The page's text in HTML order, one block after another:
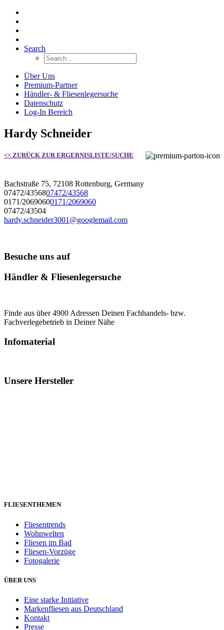
Search
Über Uns
Premium-Partner
Händler- & Fliesenlegersuche
Datenschutz
Log-In Bereich
Hardy Schneider
<< ZURÜCK ZUR ERGEBNISLISTE/SUCHE
Bachstraße 75, 72108 Rottenburg, Germany
07472/4356807472/43568
0171/20690600171/2069060
07472/43504
hardy.schneider3001@googlemail.com
Besuche uns auf
Händler & Fliesenlegersuche
Finde aus über 4900 Adressen Deinen Fachhandels- bzw.
Fachverlegebetrieb in Deiner Nähe
Infomaterial
Unsere Hersteller
FLIESENTHEMEN
Fliesentrends
Wohnwelten
Fliesen im Bad
Fliesen-Vorzüge
Fotogalerie
ÜBER UNS
Eine starke Initiative
Markenfliesen aus Deutschland
Kontakt
Presse